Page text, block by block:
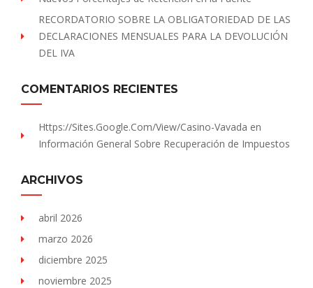
RECORDATORIO SOBRE LA OBLIGATORIEDAD DE LAS
DECLARACIONES MENSUALES PARA LA DEVOLUCIÓN
DEL IVA
COMENTARIOS RECIENTES
Https://sites.Google.com/view/Casino-Vavada en
Información General Sobre Recuperación de Impuestos
ARCHIVOS
abril 2026
marzo 2026
diciembre 2025
noviembre 2025